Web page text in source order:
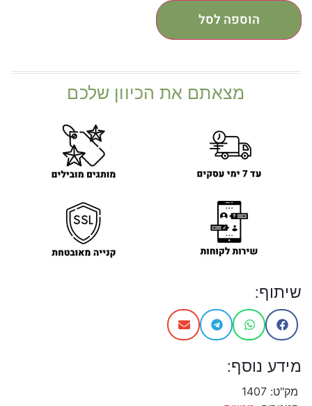
הוספה לסל
מצאתם את הכיוון שלכם
שיתוף:
מידע נוסף:
מק"ט: 1407